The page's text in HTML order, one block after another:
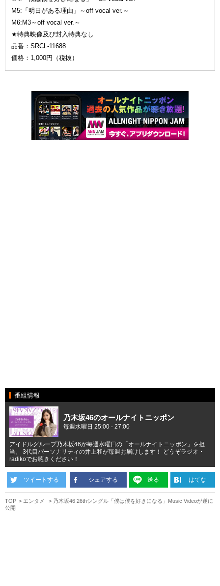
M5:「明日がある理由」～off vocal ver.～
M6:M3～off vocal ver.～
★特典映像及び封入特典なし
品番：SRCL-11688
価格：1,000円（税抜）
番組情報
乃木坂46のオールナイトニッポン
毎週水曜日 25:00 - 27:00
アイドルグループ乃木坂46が毎週水曜日の「オールナイトニッポン」を担
当。 3代目パーソナリティの井上和が毎週お届けします！ どうぞラジオ・
radikoでお聴きください！
ツイートする シェアする 送る はてな
TOP エンタメ
乃木坂46 26thシングル「僕は僕を好きになる」Music Videoが遂に
公開